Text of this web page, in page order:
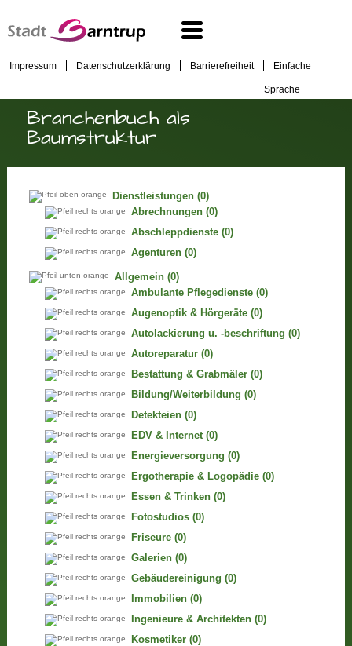
Impressum Datenschutzerklärung Barrierefreiheit Einfache
Sprache
Branchenbuch als
Baumstruktur
Dienstleistungen (0)
Abrechnungen (0)
Abschleppdienste (0)
Agenturen (0)
Allgemein (0)
Ambulante Pflegedienste (0)
Augenoptik & Hörgeräte (0)
Autolackierung u. -beschriftung (0)
Autoreparatur (0)
Bestattung & Grabmäler (0)
Bildung/Weiterbildung (0)
Detekteien (0)
EDV & Internet (0)
Energieversorgung (0)
Ergotherapie & Logopädie (0)
Essen & Trinken (0)
Fotostudios (0)
Friseure (0)
Galerien (0)
Gebäudereinigung (0)
Immobilien (0)
Ingenieure & Architekten (0)
Kosmetiker (0)